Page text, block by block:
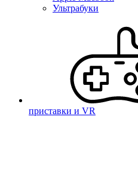
Ультрабуки
приставки и VR